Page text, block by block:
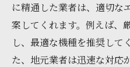
に精通した業者は、適切な
案してくれます。例えば、
し、最適な機種を推奨して
た、地元業者は迅速な対応